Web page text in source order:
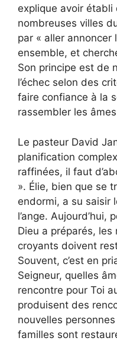
explique avoir établi
nombreuses villes
par « aller annoncer
ensemble, et
Son principe est de
l’échec selon des
faire confiance à la
rassembler les
Le pasteur David
planification
raffinées, il faut
». Élie, bien que se
endormi, a su saisir
l’ange. Aujourd’hui,
Dieu a préparés,
croyants doivent
Souvent, c’est en
Seigneur, quelles
rencontre pour Toi
produisent des
nouvelles
familles sont